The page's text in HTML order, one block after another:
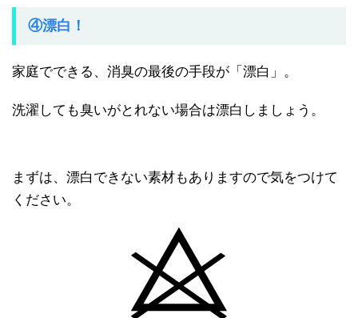
④漂白！
家庭でできる、消臭の最後の手段が「漂白」。
洗濯しても臭いがとれない場合は漂白しましょう。
まずは、漂白できない素材もありますので気をつけて
ください。